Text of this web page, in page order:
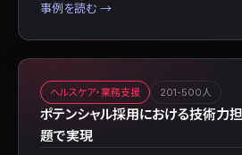
事例を読む →
ヘルスケア・業務支援 201-500人
ポテンシャル採用における技術力
題で実現